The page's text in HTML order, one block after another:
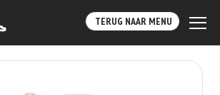
TERUG NAAR MENU